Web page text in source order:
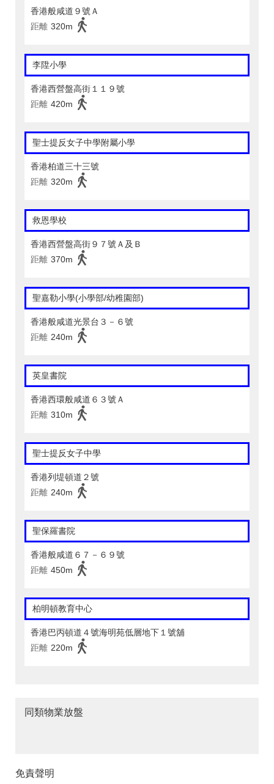
香港般咸道９號Ａ
距離 320m
李陞小學
香港西營盤高街１１９號
距離 420m
聖士提反女子中學附屬小學
香港柏道三十三號
距離 320m
救恩學校
香港西營盤高街９７號Ａ及Ｂ
距離 370m
聖嘉勒小學(小學部/幼稚園部)
香港般咸道光景台３－６號
距離 240m
英皇書院
香港西環般咸道６３號Ａ
距離 310m
聖士提反女子中學
香港列堤頓道２號
距離 240m
聖保羅書院
香港般咸道６７－６９號
距離 450m
柏明頓教育中心
香港巴丙頓道４號海明苑低層地下１號舖
距離 220m
同類物業放盤
免責聲明